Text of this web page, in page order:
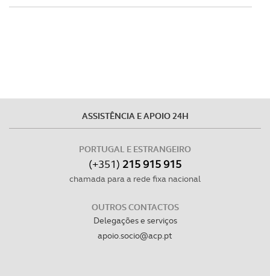
ASSISTÊNCIA E APOIO 24H
PORTUGAL E ESTRANGEIRO
(+351) 215 915 915
chamada para a rede fixa nacional
OUTROS CONTACTOS
Delegações e serviços
apoio.socio@acp.pt